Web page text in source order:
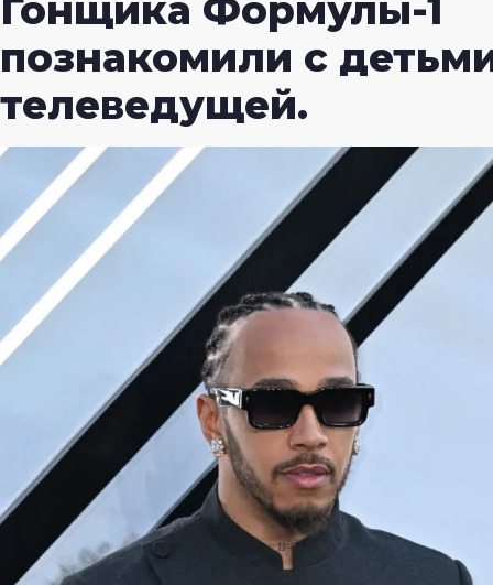
Гонщика Формулы-1
познакомили с
телеведущей.